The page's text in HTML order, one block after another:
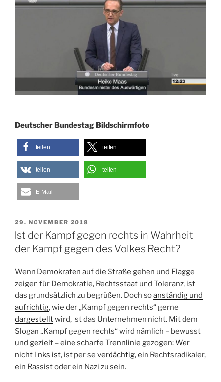
Deutscher Bundestag Bildschirmfoto
teilen teilen
teilen teilen
E-Mail
VERÖFFENTLICHT
AM
29. NOVEMBER 2018
Ist der Kampf gegen rechts in Wahrheit
der Kampf gegen des Volkes Recht?
Wenn Demokraten auf die Straße gehen und Flagge
zeigen für Demokratie, Rechtsstaat und Toleranz, ist
das grundsätzlich zu begrüßen. Doch soanständig und
aufrichtig, wie der „Kampf gegen rechts“ gerne
dargestelltwird, ist das Unternehmen nicht. Mit dem
Slogan „Kampf gegen rechts“ wird nämlich – bewusst
und gezielt – eine scharfe Trennlinie gezogen:Wer
nicht links ist, ist per se verdächtig, ein Rechtsradikaler,
ein Rassist oder ein Nazi zu sein.